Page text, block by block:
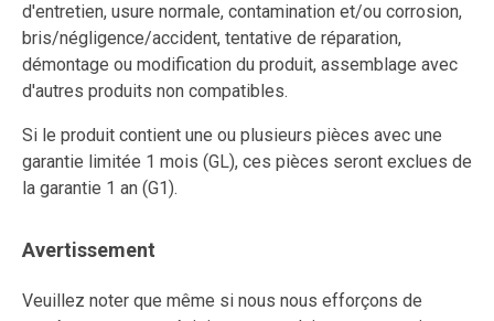
d'entretien, usure normale, contamination et/ou corrosion,
bris/négligence/accident, tentative de réparation,
démontage ou modification du produit, assemblage avec
d'autres produits non compatibles.
Si le produit contient une ou plusieurs pièces avec une
garantie limitée 1 mois (GL), ces pièces seront exclues de
la garantie 1 an (G1).
Avertissement
Veuillez noter que même si nous nous efforçons de